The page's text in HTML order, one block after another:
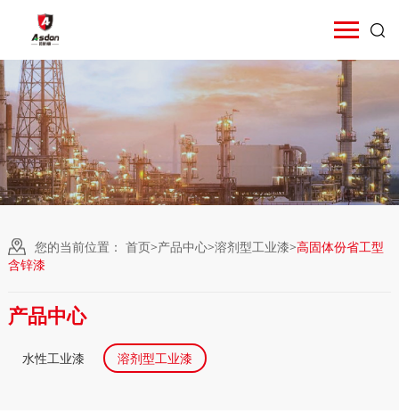
您的当前位置： 首页>产品中心>溶剂型工业漆>高固体份省工型
含锌漆
产品中心
水性工业漆 溶剂型工业漆